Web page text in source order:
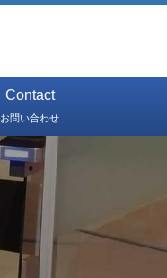
Contact
お問い合わせ